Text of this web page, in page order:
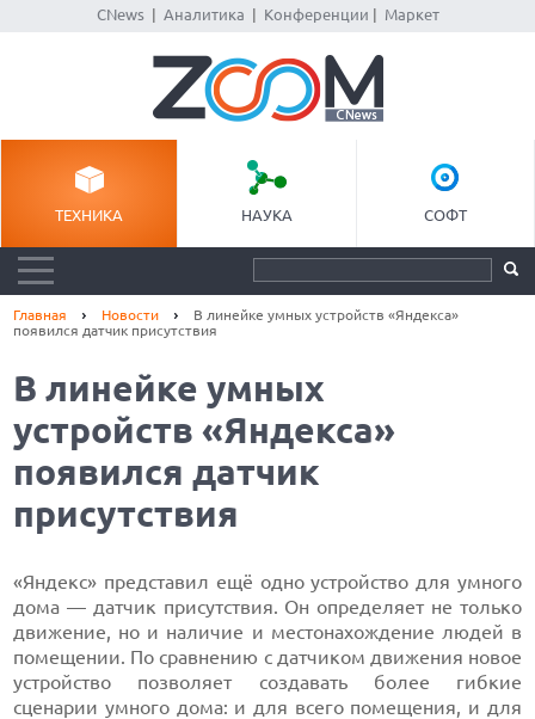
CNews| Аналитика Конференции Маркет
ТЕХНИКА НАУКА СОФТ
Главная Новости
В линейке умных устройств «Яндекса»
появился датчик присутствия
В линейке умных
устройств «Яндекса»
появился датчик
присутствия
«Яндекс» представил ещё одно устройство для умного
дома — датчик присутствия. Он определяет не только
движение, но и наличие и местонахождение людей в
помещении. По сравнению с датчиком движения новое
устройство позволяет создавать более гибкие
сценарии умного дома: и для всего помещения, и для